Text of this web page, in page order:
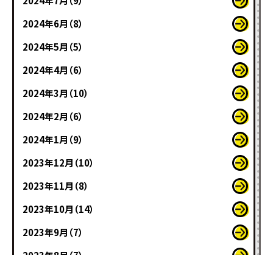
2024年6月（8）
2024年5月（5）
2024年4月（6）
2024年3月（10）
2024年2月（6）
2024年1月（9）
2023年12月（10）
2023年11月（8）
2023年10月（14）
2023年9月（7）